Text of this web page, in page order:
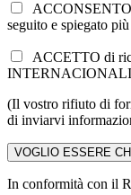
ACCONSENTO
seguito e spiegato
ACCETTO di
(Il vostro rifiuto di
di inviarvi
In conformità con il